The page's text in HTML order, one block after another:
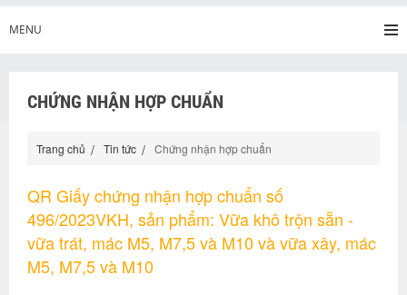
MENU
CHỨNG NHẬN HỢP CHUẨN
Trang chủ Tin tức Chứng nhận hợp chuẩn
QR Giấy chứng nhận hợp chuẩn số
496/2023VKH, sản phẩm: Vữa khô trộn sẵn -
vữa trát, mác M5, M7,5 và M10 và vữa xây, mác
M5, M7,5 và M10